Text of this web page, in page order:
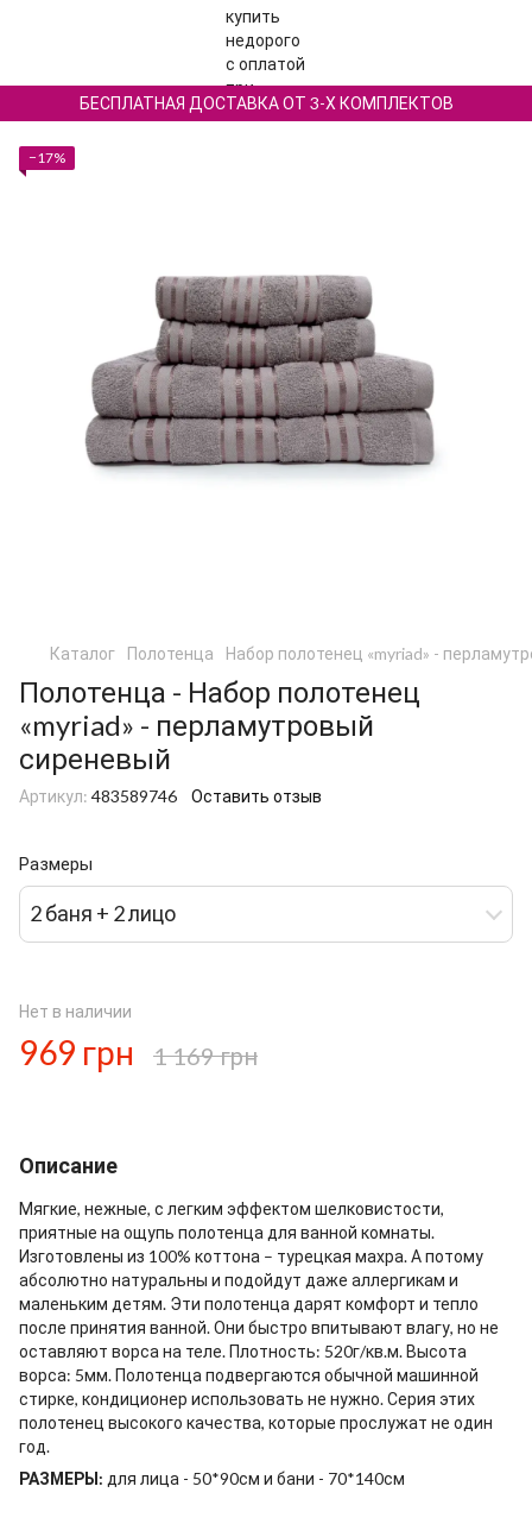
БЕСПЛАТНАЯ ДОСТАВКА ОТ 3-Х КОМПЛЕКТОВ
−17%
Каталог Полотенца Набор полотенец «myriad» -
Полотенца - Набор полотенец
«myriad» - перламутровый
сиреневый
Артикул: 483589746 Оставить отзыв
Размеры
2 баня + 2 лицо
Нет в наличии
969 грн 1 169 грн
Описание
Мягкие, нежные, с легким эффектом шелковистости,
приятные на ощупь полотенца для ванной комнаты.
Изготовлены из 100% коттона – турецкая махра. А потому
абсолютно натуральны и подойдут даже аллергикам и
маленьким детям. Эти полотенца дарят комфорт и тепло
после принятия ванной. Они быстро впитывают влагу, но не
оставляют ворса на теле. Плотность: 520г/кв.м. Высота
ворса: 5мм. Полотенца подвергаются обычной машинной
стирке, кондиционер использовать не нужно. Серия этих
полотенец высокого качества, которые прослужат не один
год.
РАЗМЕРЫ: для лица - 50*90см и бани - 70*140см